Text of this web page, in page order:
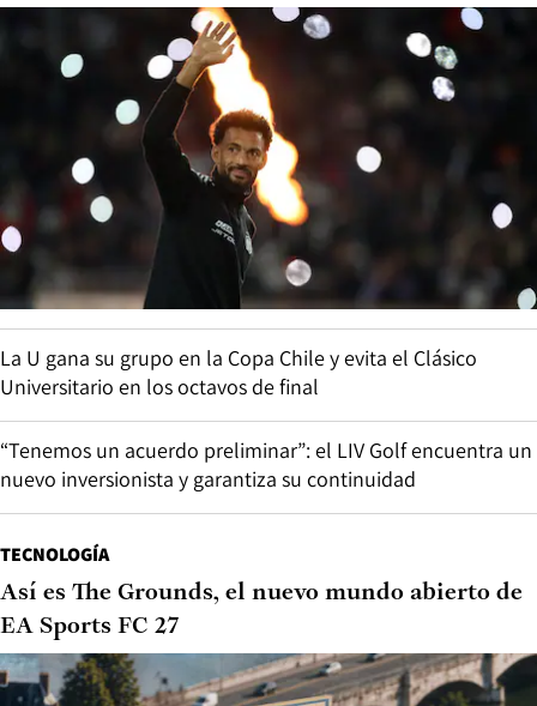
La U gana su grupo en la Copa Chile y evita el Clásico
Universitario en los octavos de final
“Tenemos un acuerdo preliminar”: el LIV Golf encuentra un
nuevo inversionista y garantiza su continuidad
TECNOLOGÍA
Así es The Grounds, el nuevo mundo abierto de
EA Sports FC 27